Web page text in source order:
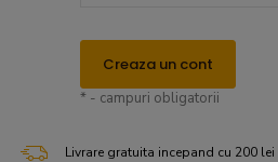
Creaza un cont
* - campuri obligatorii
Livrare gratuita incepand cu 200 lei